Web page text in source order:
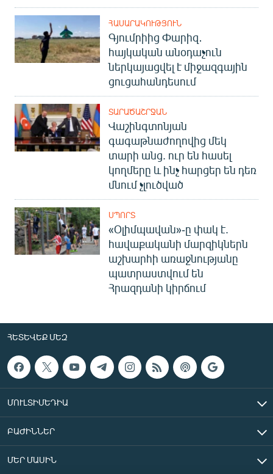
«Ազատության» բոլոր կայքերը
ՀԱՍԱՐԱԿՈՒԹՅՈՒՆ
Գյումրիից Փարիզ․
հայկական անօդաչուն
ներկայացվել է միջազգային
ցուցահանդեսում
ՏԱՐԱԾԱՇՐՋԱՆ
Վաշինգտոնյան
գագաթնաժողովից մեկ
տարի անց. ուր են հասել
կողմերը և ինչ հարցեր են դեռ
մնում չլուծված
ՍՊՈՐՏ
«Օլիմպավան»-ը փակ է.
հավաքականի մարզիկներն
աշխարհի առաջնությանը
պատրաստվում են
Հրազդանի կիրճում
ՀԵՏԵՎԵՔ ՄԵԶ
ՄՈՒԼՏԻՄԵԴԻԱ
ԲԱԺԻՆՆԵՐ
ՄԵՐ ՄԱՍԻՆ